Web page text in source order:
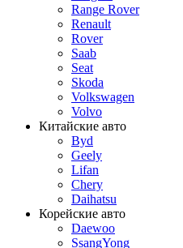
Range Rover
Renault
Rover
Saab
Seat
Skoda
Volkswagen
Volvo
Китайские авто
Byd
Geely
Lifan
Chery
Daihatsu
Корейские авто
Daewoo
SsangYong